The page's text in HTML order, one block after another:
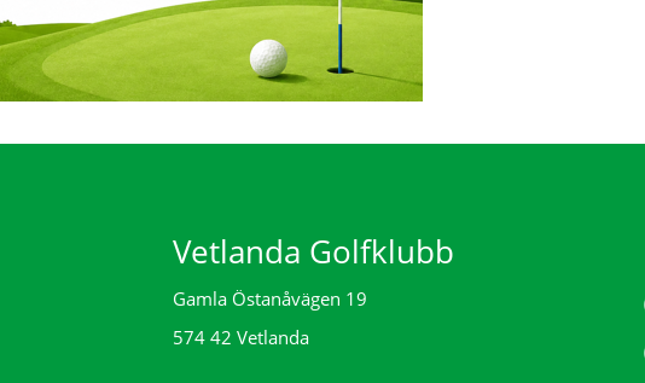
Vetlanda Golfklubb
Gamla Östanåvägen 19
574 42 Vetlanda